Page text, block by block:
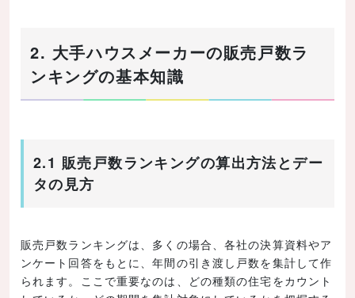
2. 大手ハウスメーカーの販売戸数ラ
ンキングの基本知識
2.1 販売戸数ランキングの算出方法とデー
タの見方
販売戸数ランキングは、多くの場合、各社の決算資料やア
ンケート回答をもとに、年間の引き渡し戸数を集計して作
られます。ここで重要なのは、どの種類の住宅をカウント